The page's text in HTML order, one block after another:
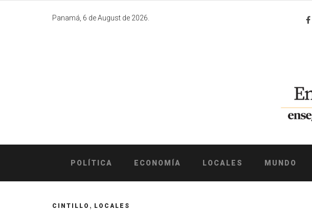
Panamá, 6 de August de 2026.
POLÍTICA ECONOMÍA LOCALES MUNDO
CINTILLO , LOCALES